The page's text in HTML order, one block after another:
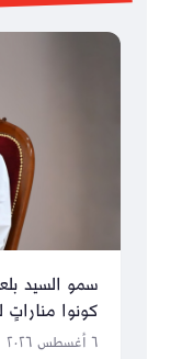
سمو السيد
كونوا مناراتٍ
مستقبل عُمان
٦ أغسطس ٢٠٢٦